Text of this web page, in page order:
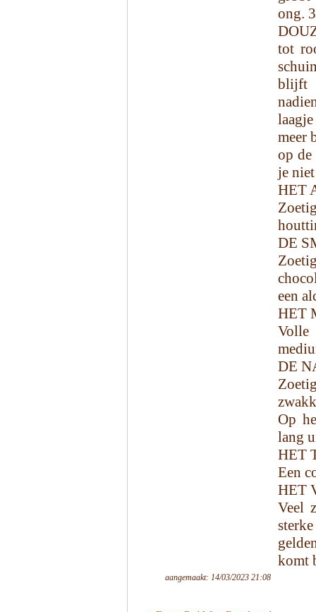
ong.
tot
blijft
meer
op de
je
HET
DE
een
HET
Volle
DE
Op
lang
HET
Een
HET
Veel
komt
aangemaakt: 14/03/2023 21:08